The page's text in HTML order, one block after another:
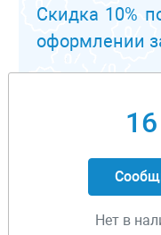
Объем ресивера, л
Перейти к описанию
Скидка 10%
оформлении
Нет в